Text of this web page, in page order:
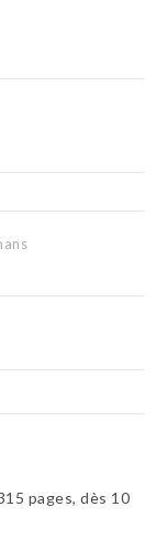
pages, dès 10